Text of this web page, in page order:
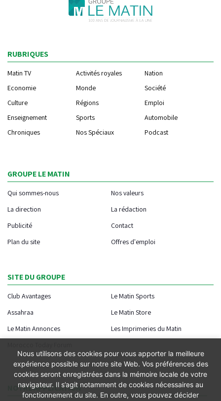
RUBRIQUES
Matin TV Activités royales
Nation
Economie
Monde
Société
Culture
Régions
Emploi
Enseignement
Sports
Automobile
Chroniques
Nos Spéciaux Podcast
GROUPE LE MATIN
Qui sommes-nous
Nos valeurs
La direction
La rédaction
Publicité
Contact
Plan du site
Offres d'emploi
SITE DU GROUPE
Club Avantages
Le Matin Sports
Assahraa
Le Matin Store
Le Matin Annonces
Les Imprimeries du Matin
NOTRE APPLICATION
Nous utilisons des cookies pour vous apporter la meilleure
expérience possible sur notre site Web. Vos préférences des
cookies seront enregistrées dans la mémoire locale de votre
navigateur. Il s’agit notamment de cookies nécessaires au
fonctionnement du site. En outre, vous pouvez décider